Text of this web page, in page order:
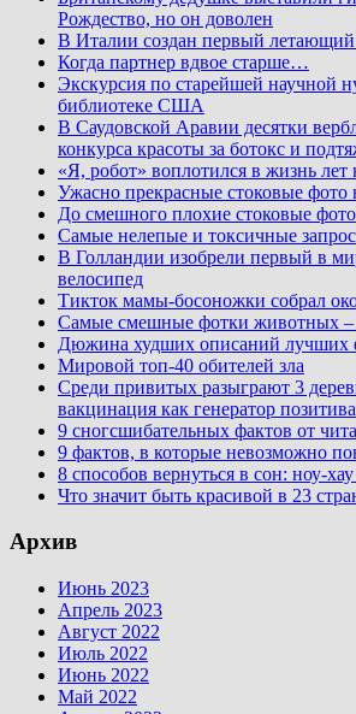
Рождество, но он доволен
В Италии создан первый
Когда партнер вдвое старше…
Экскурсия по старейшей научной
библиотеке США
В Саудовской Аравии десятки
конкурса красоты за ботокс и
«Я, робот» воплотился в жизнь лет
Ужасно прекрасные стоковые
До смешного плохие стоковые
Самые нелепые и токсичные
В Голландии изобрели первый в
велосипед
Тикток мамы-босоножки собрал
Самые смешные фотки животных –
Дюжина худших описаний лучших
Мировой топ-40 обителей зла
Среди привитых разыграют 3
вакцинация как генератор позитива
9 сногсшибательных фактов от
9 фактов, в которые невозможно
8 способов вернуться в сон: ноу-
Что значит быть красивой в 23
Архив
Июнь 2023
Апрель 2023
Август 2022
Июль 2022
Июнь 2022
Май 2022